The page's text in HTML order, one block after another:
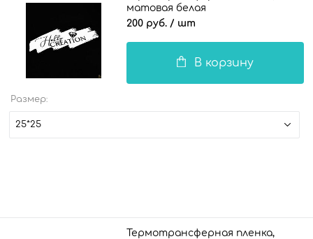
матовая белая
200 руб. / шт
В корзину
Размер:
25*25
Термотрансферная пленка,